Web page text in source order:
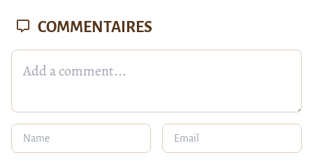
COMMENTAIRES